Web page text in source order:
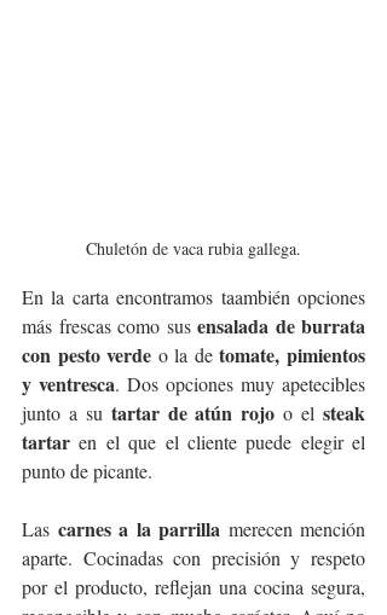
Chuletón de vaca rubia gallega.
En la carta encontramos taambién opciones
más frescas como sus ensalada de burrata
con pesto verde o la de tomate, pimientos
y ventresca. Dos opciones muy apetecibles
junto a su tartar de atún rojo o el steak
tartar en el que el cliente puede elegir el
punto de picante.
Las carnes a la parrilla merecen mención
aparte. Cocinadas con precisión y respeto
por el producto, reflejan una cocina segura,